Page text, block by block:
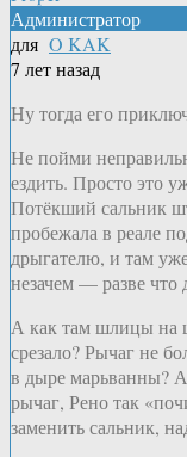
Администратор
для O KAK
7 лет назад
Ну тогда его
Не пойми
ездить. Просто это
Потёкший сальник
пробежала в реале
дрыгателю, и там
незачем — разве что
А как там шлицы на
срезало? Рычаг не
в дыре марьванны?
рычаг, Рено так
заменить сальник,